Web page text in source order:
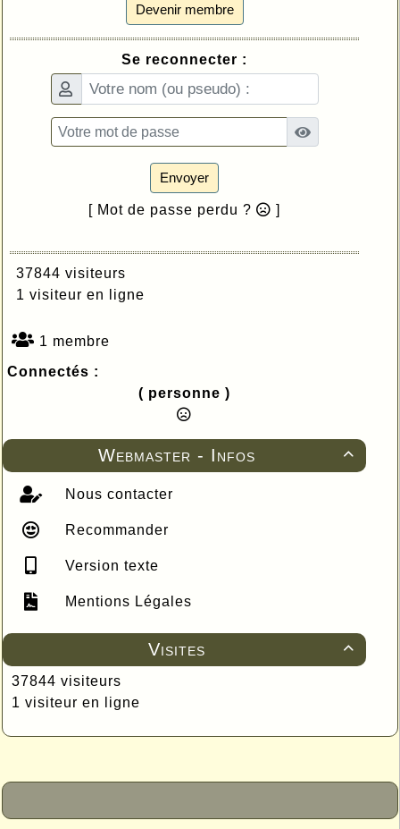
Devenir membre
Se reconnecter :
Envoyer
[ Mot de passe perdu ? ]
37844 visiteurs
1 visiteur en ligne
1 membre
Connectés :
( personne )

Webmaster - Infos
Nous contacter
Recommander
Version texte
Mentions Légales

Visites
37844 visiteurs
1 visiteur en ligne